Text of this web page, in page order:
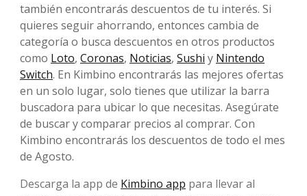
también encontrarás descuentos de tu interés. Si
quieres seguir ahorrando, entonces cambia de
categoría o busca descuentos en otros productos
como Loto, Coronas, Noticias, Sushi y Nintendo
Switch. En Kimbino encontrarás las mejores ofertas
en un solo lugar, solo tienes que utilizar la barra
buscadora para ubicar lo que necesitas. Asegúrate
de buscar y comparar precios al comprar. Con
Kimbino encontrarás los descuentos de todo el mes
de Agosto.
Descarga la app de Kimbino app para llevar al